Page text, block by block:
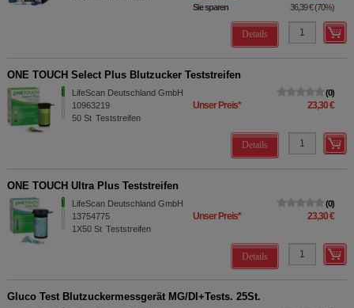
Sie sparen 36,39 €(70%)
Details
ONE TOUCH Select Plus Blutzucker Teststreifen
LifeScan Deutschland GmbH
10963219
50 St Teststreifen
0
Unser Preis* 23,30 €
Details
ONE TOUCH Ultra Plus Teststreifen
LifeScan Deutschland GmbH
13754775
1X50 St Teststreifen
0
Unser Preis* 23,30 €
Details
Gluco Test Blutzuckermessgerät MG/DI+Tests. 25St.